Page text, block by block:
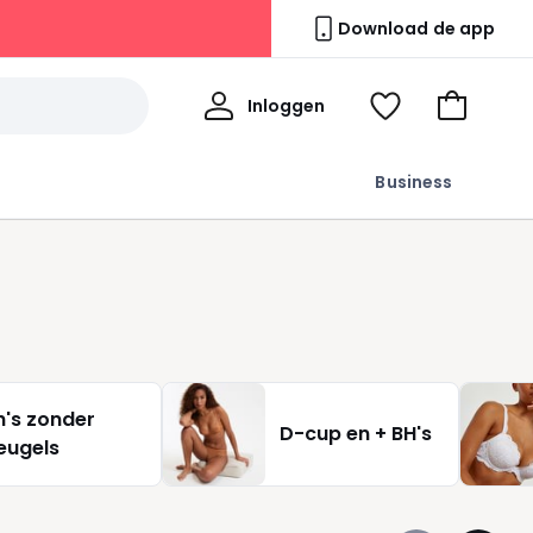
Download de app
Business
Inloggen
Mijn
Kijk
Naar
zonder
D-cup en + BH's